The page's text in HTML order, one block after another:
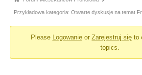
Przykładowa kategoria: Otwarte dyskusje na temat
Please Logowanie or Zarejestruj się to
topics.